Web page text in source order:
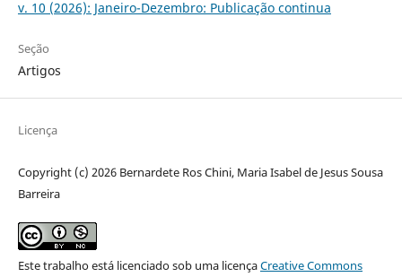
v. 10 (2026): Janeiro-Dezembro: Publicação continua
Seção
Artigos
Licença
Copyright (c) 2026 Bernardete Ros Chini, Maria Isabel de Jesus Sousa
Barreira
Este trabalho está licenciado sob uma licençaCreative Commons